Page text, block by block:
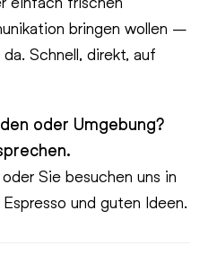
bringen wollen –
Schnell, direkt, auf
oder Umgebung?
Sie besuchen uns in
und guten Ideen.